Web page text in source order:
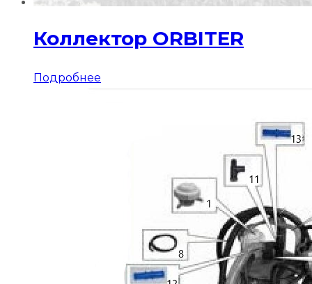
Коллектор ORBITER
Подробнее